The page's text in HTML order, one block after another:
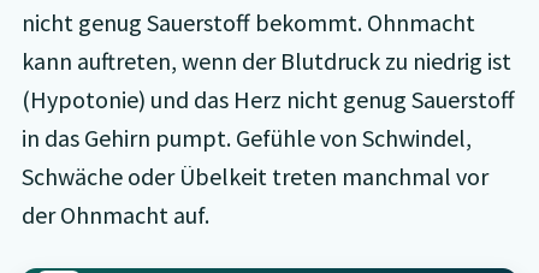
nicht genug Sauerstoff bekommt. Ohnmacht
kann auftreten, wenn der Blutdruck zu niedrig ist
(Hypotonie) und das Herz nicht genug Sauerstoff
in das Gehirn pumpt. Gefühle von Schwindel,
Schwäche oder Übelkeit treten manchmal vor
der Ohnmacht auf.